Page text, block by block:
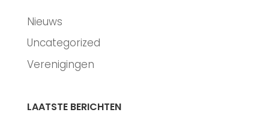
Nieuws
Uncategorized
Verenigingen
LAATSTE BERICHTEN